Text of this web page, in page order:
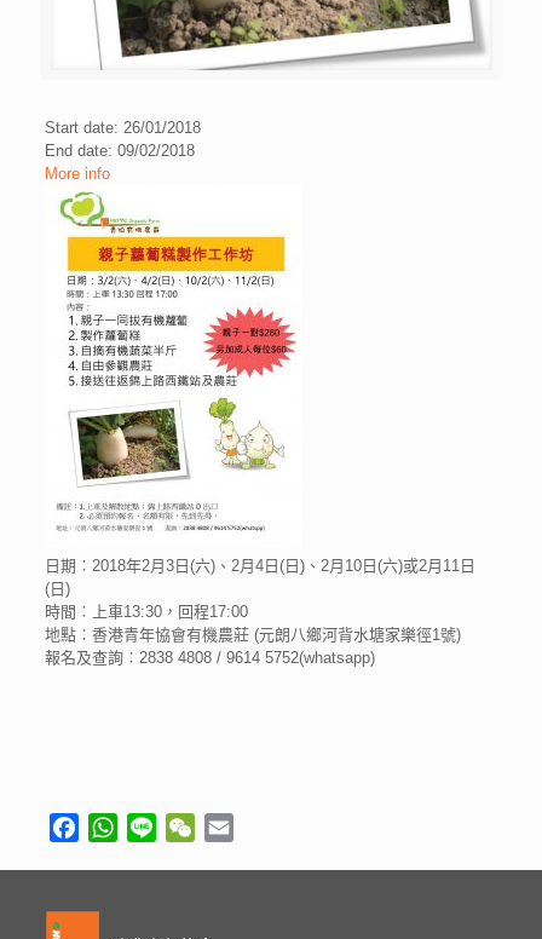
Start date: 26/01/2018
End date: 09/02/2018
More info
日期︰2018年2月3日(六)、2月4日(日)、2月10日(六)或2月11日
(日)
時間︰上車13:30，回程17:00
地點︰香港青年協會有機農莊 (元朗八鄉河背水塘家樂徑1號)
報名及查詢︰2838 4808 / 9614 5752(whatsapp)
FacebookWhatsApp
Line WeChat